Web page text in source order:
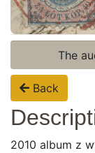
The
Back
2010 album z